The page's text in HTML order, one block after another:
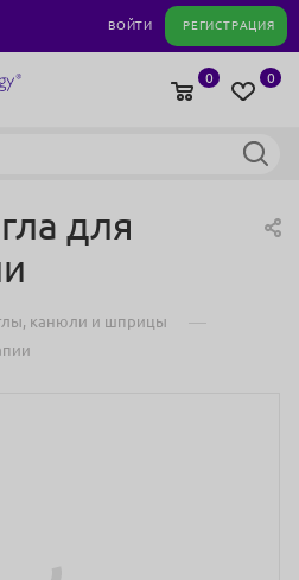
ВОЙТИ РЕГИСТРАЦИЯ
0
0
для
канюли и шприцы —